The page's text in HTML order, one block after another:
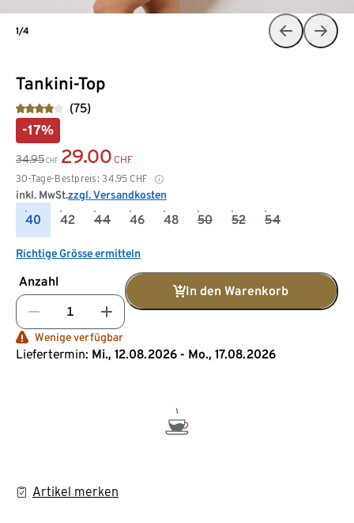
Tankini-Top
(75)
-17%
34.95 CHF 29.00 CHF
30-Tage-Bestpreis: 34.95 CHF
inkl. MwSt.zzgl. Versandkosten
40 42 44 46 48 50 52 54
Richtige Grösse ermitteln
Anzahl
In den Warenkorb
Wenige verfügbar
Liefertermin: Mi., 12.08.2026 - Mo., 17.08.2026
Artikel merken
1/4